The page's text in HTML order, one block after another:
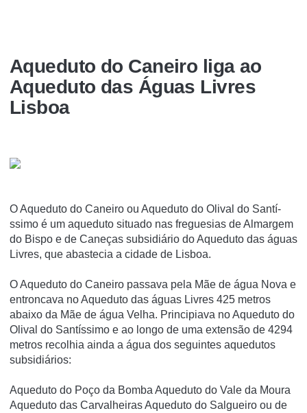
Aqueduto do Caneiro liga ao
Aqueduto das Águas Livres
Lisboa
O Aqueduto do Caneiro ou Aqueduto do Olival do Santí­
ssimo é um aqueduto situado nas freguesias de Almargem
do Bispo e de Caneças subsidiário do Aqueduto das águas
Livres, que abastecia a cidade de Lisboa.
O Aqueduto do Caneiro passava pela Mãe de água Nova e
entroncava no Aqueduto das águas Livres 425 metros
abaixo da Mãe de água Velha. Principiava no Aqueduto do
Olival do Santí­ssimo e ao longo de uma extensão de 4294
metros recolhia ainda a água dos seguintes aquedutos
subsidiários:
Aqueduto do Poço da Bomba Aqueduto do Vale da Moura
Aqueduto das Carvalheiras Aqueduto do Salgueiro ou de